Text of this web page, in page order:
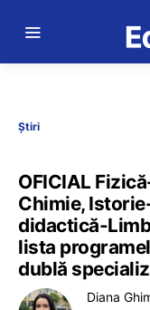
Știri
OFICIAL
Chimie,
didactică-
lista
dublă
Diana